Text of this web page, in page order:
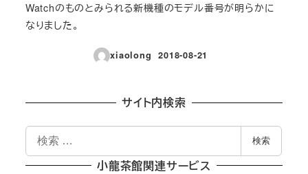
Watchのものとみられる新機種のモデル番号が明らかに
なりました。
xiaolong
投稿日
2018-08-21
サイト内検索
検
索
検索
小龍茶館関連サービス